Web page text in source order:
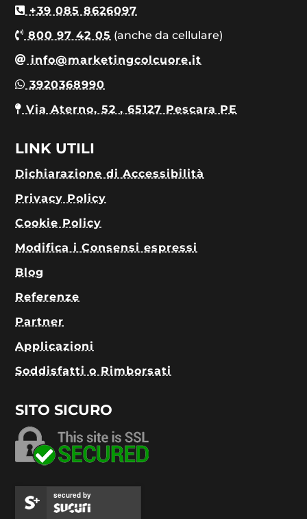
+39 085 8626097
800 97 42 05 (anche da cellulare)
info@marketingcolcuore.it
3920368990
Via Aterno, 52 , 65127 Pescara PE
LINK UTILI
Dichiarazione di Accessibilità
Privacy Policy
Cookie Policy
Modifica i Consensi espressi
Blog
Referenze
Partner
Applicazioni
Soddisfatti o Rimborsati
SITO SICURO
secured by